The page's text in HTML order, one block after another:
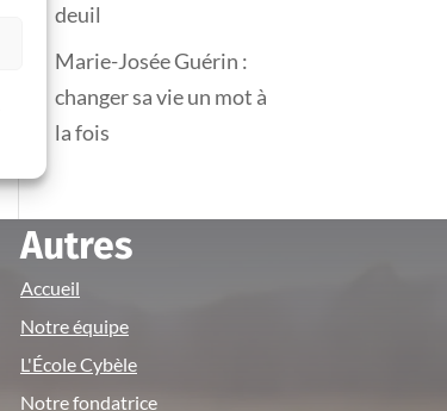
deuil
Marie-Josée Guérin :
changer sa vie un mot à
la fois
Autres
Accueil
Notre équipe
L'École Cybèle
Notre fondatrice